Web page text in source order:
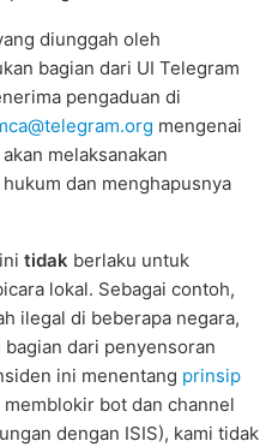
diunggah oleh
bagian dari UI Telegram
pengaduan di
mengenai
melaksanakan
dan menghapusnya
tidak berlaku untuk
lokal. Sebagai contoh,
ilegal di beberapa negara,
dari penyensoran
ini menentang prinsip
bot dan channel
dengan ISIS), kami tidak